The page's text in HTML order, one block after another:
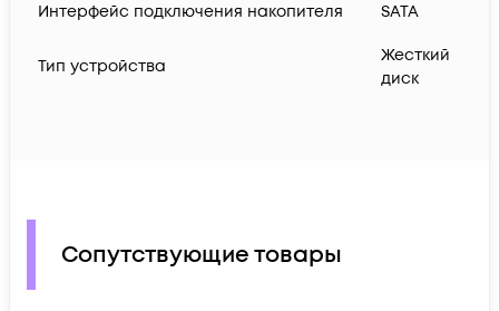
Интерфейс подключения накопителя SATA
Тип устройства
Жесткий
диск
Сопутствующие товары